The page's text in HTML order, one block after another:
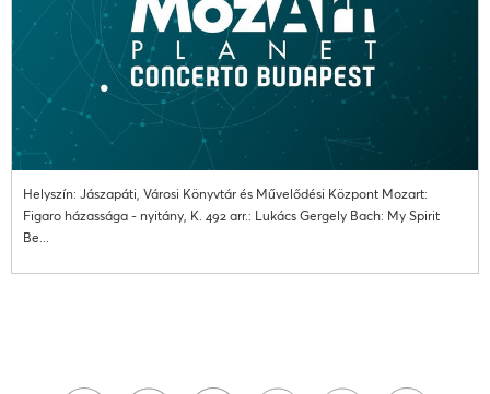
Helyszín: Jászapáti, Városi Könyvtár és Művelődési Központ Mozart:
Figaro házassága - nyitány, K. 492 arr.: Lukács Gergely Bach: My Spirit
Be...